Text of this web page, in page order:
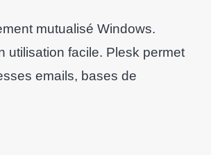
mutualisé Windows.
utilisation facile. Plesk permet
emails, bases de